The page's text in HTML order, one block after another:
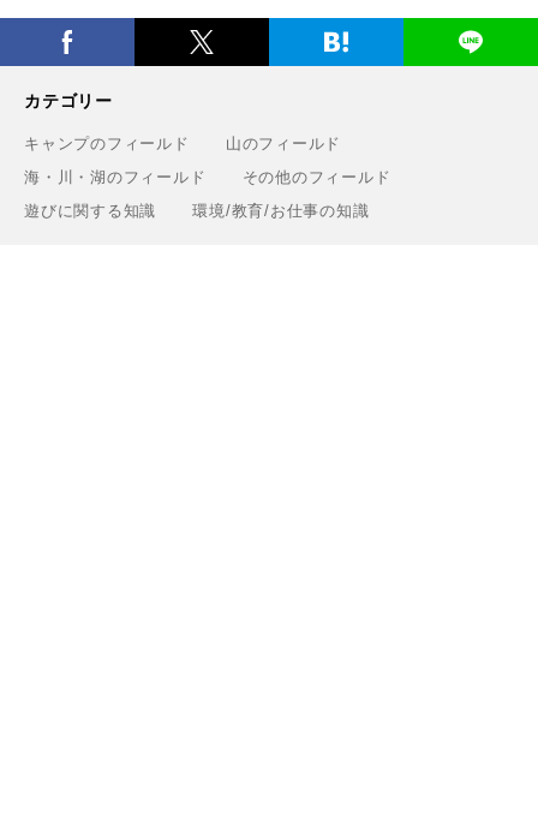
カテゴリー
キャンプのフィールド
山のフィールド
海・川・湖のフィールド
その他のフィールド
遊びに関する知識
環境/教育/お仕事の知識